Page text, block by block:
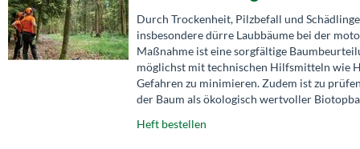
Durch Trockenheit, Pilzbefall und
insbesondere dürre Laubbäume bei der
Maßnahme ist eine sorgfältige
möglichst mit technischen Hilfsmitteln wie
Gefahren zu minimieren. Zudem ist zu
der Baum als ökologisch wertvoller
Heft bestellen